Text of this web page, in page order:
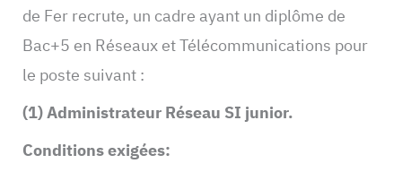
de Fer recrute, un cadre ayant un diplôme de
Bac+5 en Réseaux et Télécommunications pour
le poste suivant :
(1) Administrateur Réseau SI junior.
Conditions exigées: